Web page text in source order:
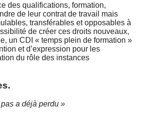
des qualifications, formation,
de leur contrat de travail mais
transférables et opposables à
de créer ces droits nouveaux,
un CDI « temps plein de formation »
et d’expression pour les
du rôle des instances
a déjà perdu »